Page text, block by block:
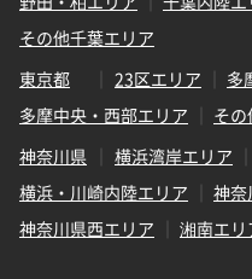
その他千葉エリア
東京都
23区エリア
多
多摩中央・西部エリア
そ
神奈川県
横浜湾岸エリア
横浜・川崎内陸エリア
神奈
神奈川県西エリア
湘南エリ